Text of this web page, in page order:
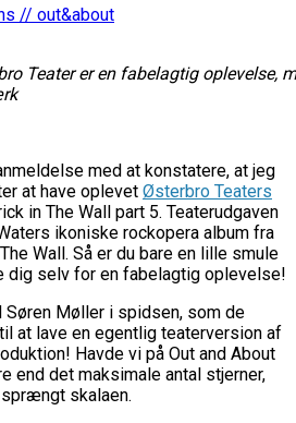
// out&about
Teater er en fabelagtig oplevelse,
med at konstatere, at jeg
at have oplevet Østerbro Teaters
in The Wall part 5. Teaterudgaven
ikoniske rockopera album fra
Wall. Så er du bare en lille smule
dig selv for en fabelagtig oplevelse!
Søren Møller i spidsen, som de
at lave en egentlig teaterversion af
Havde vi på Out and About
end det maksimale antal stjerner,
skalaen.